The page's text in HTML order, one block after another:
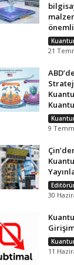
21
9
30
11